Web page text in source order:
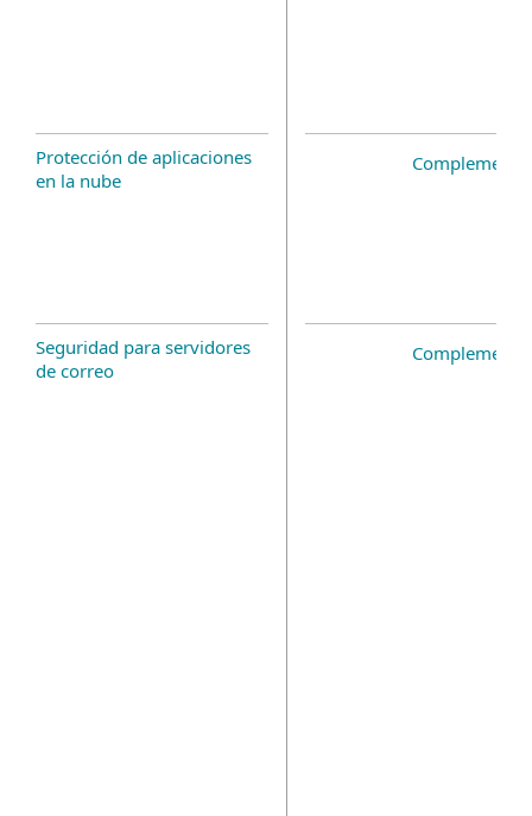
Protección de aplicaciones
en la nube
Seguridad para servidores
de correo